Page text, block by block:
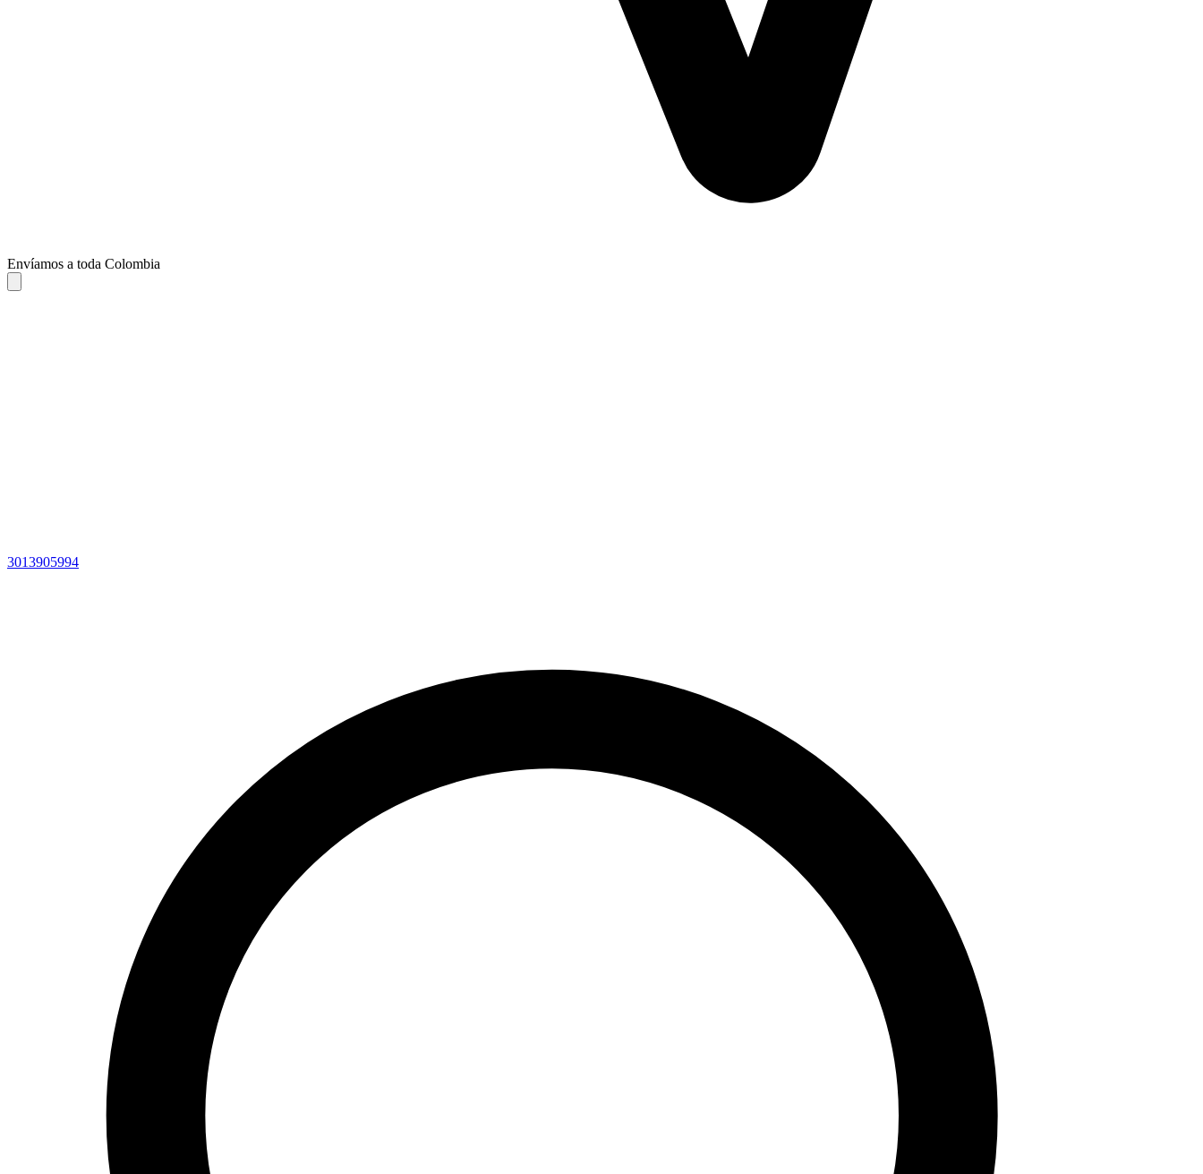
Envíamos a toda Colombia
3013905994